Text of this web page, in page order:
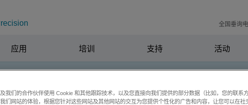
全国垂询
应用 培训 支持 活动
生素分析
我们的合作伙伴使用 Cookie 和其他跟踪技术，以及您直接向我们提供的部分数据（比如，您的联系
们网站的体验，根据您针对这些网站及其他网站的交互为您提供个性化的广告和内容，让您可以在社